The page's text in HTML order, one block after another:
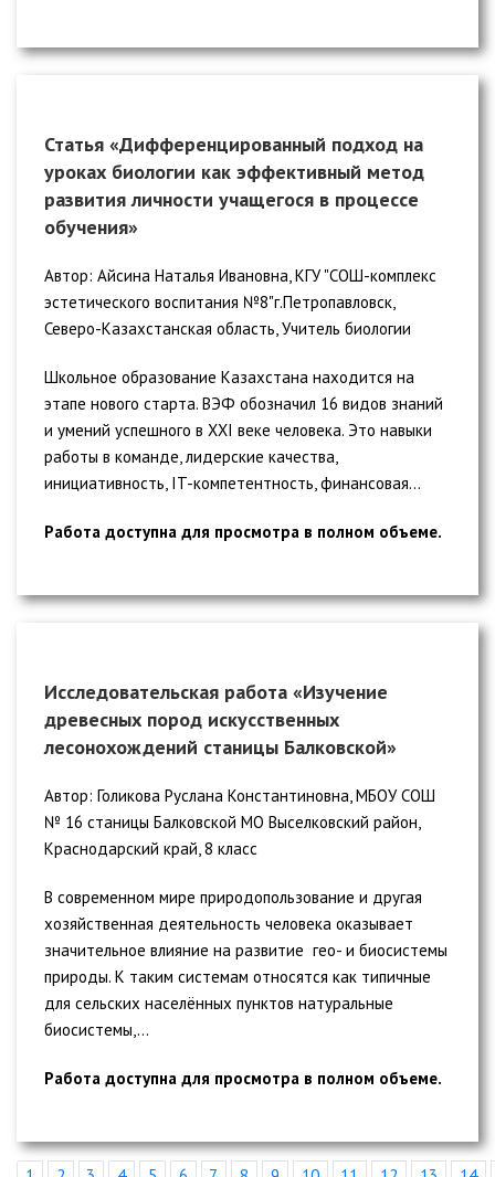
Статья «Дифференцированный подход на
уроках биологии как эффективный метод
развития личности учащегося в процессе
обучения»
Автор: Айсина Наталья Ивановна, КГУ "СОШ-комплекс
эстетического воспитания №8"г.Петропавловск,
Северо-Казахстанская область, Учитель биологии
Школьное образование Казахстана находится на
этапе нового старта. ВЭФ обозначил 16 видов знаний
и умений успешного в XXI веке человека. Это навыки
работы в команде, лидерские качества,
инициативность, IT-компетентность, финансовая...
Работа доступна для просмотра в полном объеме.
Исследовательская работа «Изучение
древесных пород искусственных
лесонохождений станицы Балковской»
Автор: Голикова Руслана Константиновна, МБОУ СОШ
№ 16 станицы Балковской МО Выселковский район,
Краснодарский край, 8 класс
В современном мире природопользование и другая
хозяйственная деятельность человека оказывает
значительное влияние на развитие гео- и биосистемы
природы. К таким системам относятся как типичные
для сельских населённых пунктов натуральные
биосистемы,...
Работа доступна для просмотра в полном объеме.